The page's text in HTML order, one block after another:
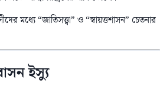
মধ্যে “জাতিসত্ত্বা” ও “স্বায়ত্তশাসন” চেতনার
ইস্যু